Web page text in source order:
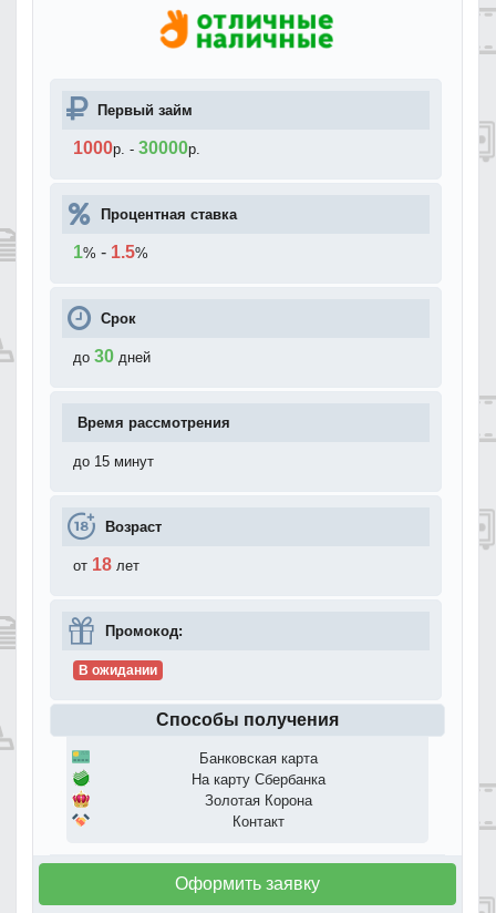
Первый займ
1000р. - 30000р.
Процентная ставка
1% - 1.5%
Срок
до 30 дней
Время рассмотрения
до 15 минут
Возраст
от 18 лет
Промокод:
В ожидании
Способы получения
Банковская карта
На карту Сбербанка
Золотая Корона
Контакт
Оформить заявку